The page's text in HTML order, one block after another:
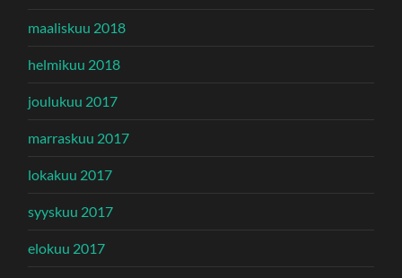
maaliskuu 2018
helmikuu 2018
joulukuu 2017
marraskuu 2017
lokakuu 2017
syyskuu 2017
elokuu 2017